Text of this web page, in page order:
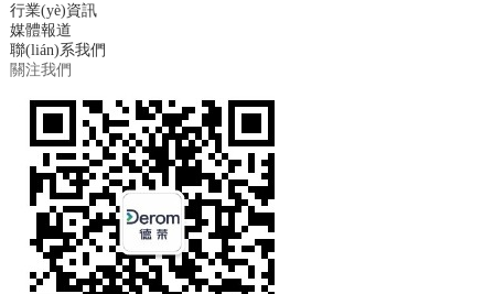
行業(yè)資訊
媒體報道
聯(lián)系我們
關注我們